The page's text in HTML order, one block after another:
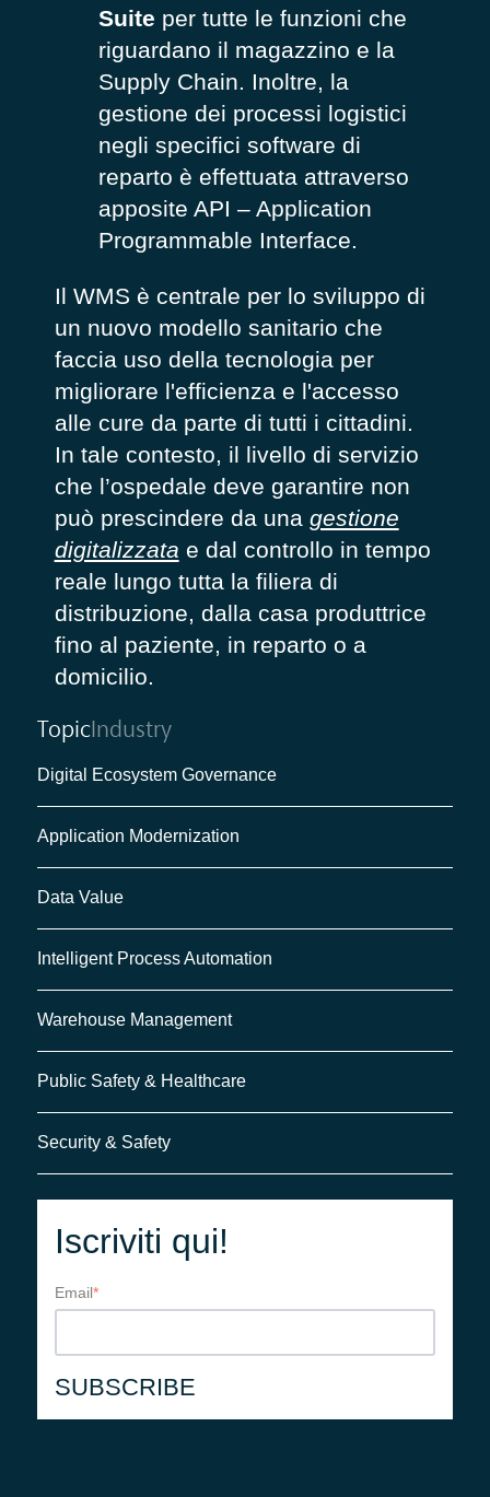
Suite per tutte le funzioni che
riguardano il magazzino e la
Supply Chain. Inoltre, la
gestione dei processi logistici
negli specifici software di
reparto è effettuata attraverso
apposite API – Application
Programmable Interface.
Il WMS è centrale per lo sviluppo di
un nuovo modello sanitario che
faccia uso della tecnologia per
migliorare l'efficienza e l'accesso
alle cure da parte di tutti i cittadini.
In tale contesto, il livello di servizio
che l’ospedale deve garantire non
può prescindere da una gestione
digitalizzata e dal controllo in tempo
reale lungo tutta la filiera di
distribuzione, dalla casa produttrice
fino al paziente, in reparto o a
domicilio.
TopicIndustry
Digital Ecosystem Governance
Application Modernization
Data Value
Intelligent Process Automation
Warehouse Management
Public Safety & Healthcare
Security & Safety
Iscriviti qui!
Email*